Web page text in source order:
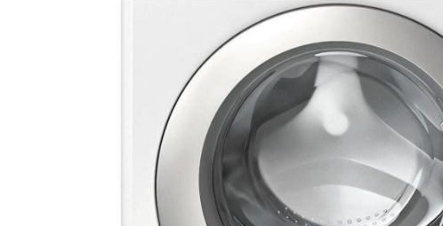
SKAISTUMAM UN VESELĪBAI
DATORTEHNIKA, PRECES
BIROJAM
KLIMATAM
SPORTAM UN ATPŪTAI